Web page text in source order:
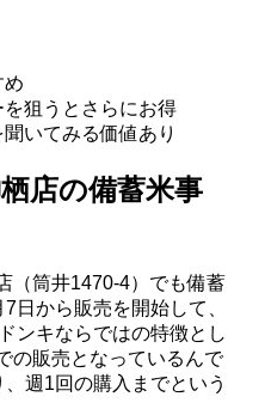
め
狙うとさらにお得
いてみる価値あり
店の備蓄米事
（筒井1470-4）でも備蓄
日から販売を開始して、
ンキならではの特徴とし
の販売となっているんで
週1回の購入までという